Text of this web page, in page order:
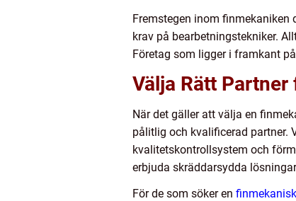
Fremstegen inom
krav på bearbetningstekniker.
Företag som ligger i framkant
Välja Rätt
När det gäller att välja en
pålitlig och kvalificerad partner.
kvalitetskontrollsystem och
erbjuda skräddarsydda
För de som söker en